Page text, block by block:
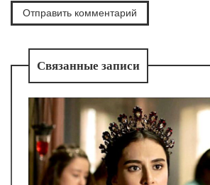
Связанные записи